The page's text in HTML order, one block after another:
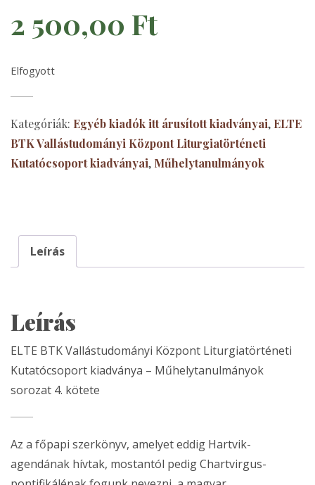
2 500,00 Ft
Elfogyott
Kategóriák: Egyéb kiadók itt árusított kiadványai, ELTE
BTK Vallástudományi Központ Liturgiatörténeti
Kutatócsoport kiadványai, Műhelytanulmányok
Leírás
Leírás
ELTE BTK Vallástudományi Központ Liturgiatörténeti
Kutatócsoport kiadványa – Műhelytanulmányok
sorozat 4. kötete
Az a főpapi szerkönyv, amelyet eddig Hartvik-
agendának hívtak, mostantól pedig Chartvirgus-